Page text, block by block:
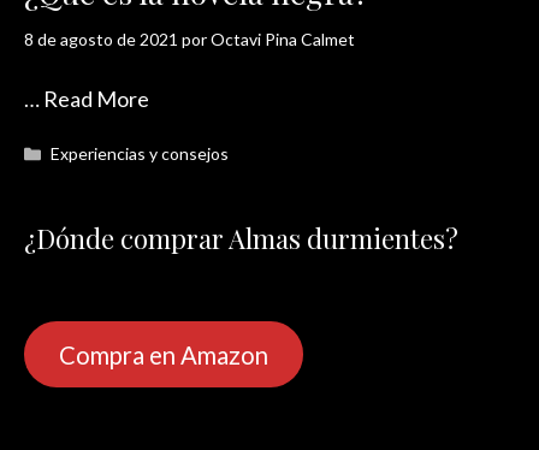
8 de agosto de 2021 porOctavi Pina Calmet
… Read More
Categorías
Experiencias y consejos
¿Dónde comprar Almas durmientes?
Compra en Amazon